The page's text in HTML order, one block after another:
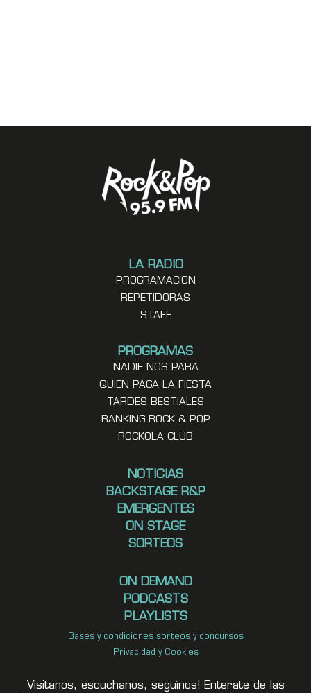
LA RADIO
PROGRAMACION
REPETIDORAS
STAFF
PROGRAMAS
NADIE NOS PARA
QUIEN PAGA LA FIESTA
TARDES BESTIALES
RANKING ROCK & POP
ROCKOLA CLUB
NOTICIAS
BACKSTAGE R&P
EMERGENTES
ON STAGE
SORTEOS
ON DEMAND
PODCASTS
PLAYLISTS
Bases y condiciones sorteos y concursos
Privacidad y Cookies
Visitanos, escuchanos, seguínos! Enterate de las